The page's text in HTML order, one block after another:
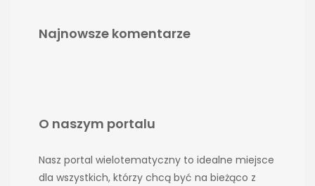
Najnowsze komentarze
O naszym portalu
Nasz portal wielotematyczny to idealne miejsce
dla wszystkich, którzy chcą być na bieżąco z